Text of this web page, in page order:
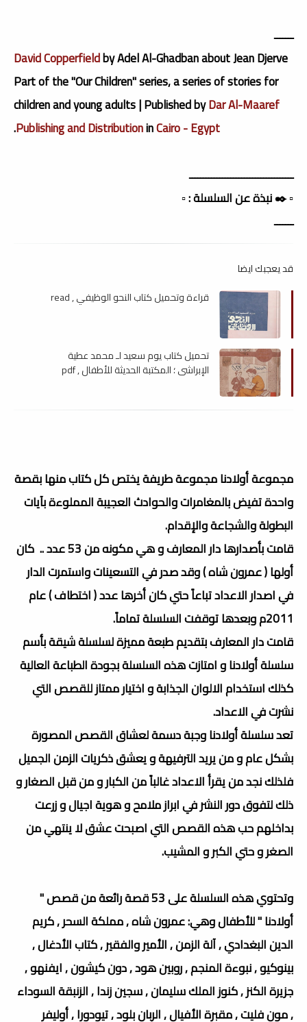
ـــــــ
David Copperfieldby Adel Al-Ghadban about Jean Djerve
Part of the "Our Children" series, a series of stories for
children and young adults | Published byDar Al-Maaref
Publishing and DistributioninCairo - Egypt
.
ــــــــــــــــــــــــــــــــــــــ
▫️ ✒️ نبذة عن السلسلة : ▫️
ـــــــ
قد يعجبك ايضا
قراءة وتحميل كتاب النحو الوظيفي , read
تحميل كتاب يوم سعيد لـ محمد عطية
الإبراشي ؛ المكتبة الحديثة للأطفال , pdf
مجموعة أولادنا مجموعة طريفة يختص كل كتاب منها بقصة
واحدة تفيض بالمغامرات والحوادث العجيبة المملوءة بآيات
البطولة والشجاعة والإقدام.
قامت بأصدارها دار المعارف و هي مكونه من 53 عدد .. كان
أولها ( عمرون شاه ) وقد صدر في التسعينات واستمرت الدار
في اصدار الاعداد تباعاً حتي كان أخرها عدد ( اختطاف ) عام
2011م وبعدها توقفت السلسلة تماماً.
قامت دار المعارف بتقديم طبعة مميزة لسلسلة شيقة بأسم
سلسلة أولادنا و امتازت هذه السلسلة بجودة الطباعة العالية
كذلك استخدام الالوان الجذابة و اختيار ممتاز للقصص التي
نشرت في الاعداد.
تعد سلسلة أولادنا وجبة دسمة لعشاق القصص المصورة
بشكل عام و من يريد الترفيهة و يعشق ذكريات الزمن الجميل
فلذلك نجد من يقرأ الاعداد غالباً من الكبار و من قبل الصغار و
ذلك لتفوق دور النشر في ابراز ملامح و هوية اجيال و زرعت
بداخلهم حب هذه القصص التي اصبحت عشق لا ينتهي من
الصغر و حتي الكبر و المشيب.
وتحتوي هذه السلسلة على 53 قصة رائعة من قصص "
أولادنا " للأطفال وهي: عمرون شاه , مملكة السحر , كريم
الدين البغدادي , آلة الزمن , الأمير والفقير , كتاب الأدغال ,
بينوكيو , نبوءة المنجم , روبين هود , دون كيشون , ايفنهو ,
جزيرة الكنز , كنوز الملك سليمان , سجين زندا , الزنبقة السوداء
, مون فليت , مقبرة الأفيال , الربان بلود , تيودورا , أوليفر